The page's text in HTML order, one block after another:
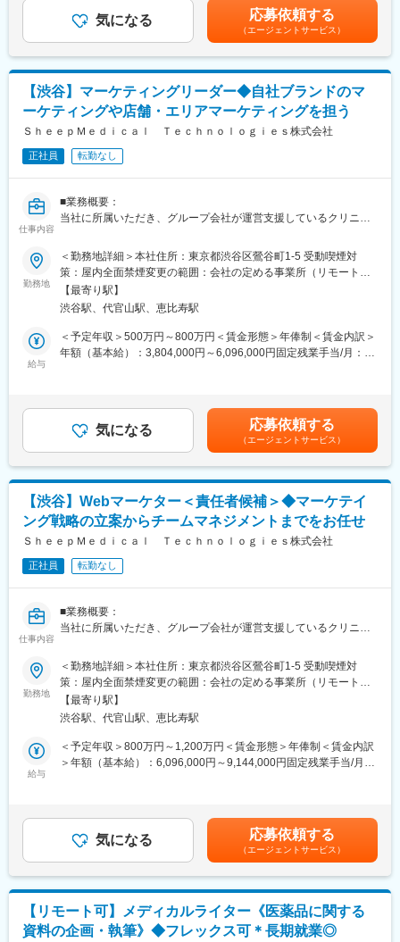
全国フルリモート制を導入しており、場所を縛られず拡大中の自
社サービスに携わりたい方にお勧めです。
四半期に一回程度の対面で会うキックオフの機会もご用意してお
ります。
変更の範囲：会社の定める業務
■業務内容詳細：
◇各WEB媒体の広告運用と関連業務全般
・Googleリスティング広告、SNS広告を中心に運用
・LPOの企画立案からLP制作のディレクション・広告バナー／動
画広告／記事LP／LP／HP／ステップメール etc. の企画・ライテ
ィング・制作ディレクション・制作物ディレクション業務に関わ
る社内、社外関係者との折衝
※スキル次第では、更に上流のペルソナ設計や適切な訴求プランの
構築などもお任せしたいと思っています。
■組織構成
意とする分野で活躍いただいております。
30代～40代のメンバーがほとんどで、若手にも活躍のチャンスが
あります。
遠方のメンバーもいるため、フルリモートが基本となります。そ
■業務の魅力
そのため、「来院率」や「契約率」、売上といった事業の根幹デ
ータまで把握したマーケティングが可能です。
そのデータを武器に、事業収益に直結する本質的な分析・施策を
立案し、自分の運用でクリニックのリードが増え、契約数が伸
び、売上が上がっていくという手触り感を感じられる業務です。
変更の範囲：会社の定める業務
あくまでも目安の金額であり、選考を通じて上下する可能性があ
ります。月給(月額)は固定手当を含めた表記です。
気になる 応募依頼する
（エージェントサービス）
【渋谷】マーケティングリーダー◆自社ブランドのマ
ーケティングや店舗・エリアマーケティングを担う
ＳｈｅｅｐＭｅｄｉｃａｌ Ｔｅｃｈｎｏｌｏｇｉｅｓ株式会社
正社員 転勤なし
仕事内容
■業務概要：
当社に所属いただき、グループ会社が運営支援しているクリニッ
■業務内容詳細：
◇2名～のチームマネジメント
◇予実管理
◇予算計画策定
◇マーケティング戦略・戦術立案／実行
◇プロジェクトマネジメント
グのご経験も積むことが可能です。
矯正器具の製造・販売を行っています。
キレイライン矯正は、美容クリニックや大手脱毛クリニックの立
ち上げを行った医師でもある当社CEOと、業界で名前の知られる
マーケティング会社の代表がタッグを組み「矯正を通じて笑顔に
なる人を増やしたい」という志によって生まれたブランドです。
『高額でハードルが高い』という従来のイメージを変え、多くの
方の歯の悩みを解決したいとブランドを育ててきた結果、既に10
万人以上の患者様が笑顔になるお手伝いをしてきました。
2022年6月にマーケティングに特化した子会社である
SheepMedical Technologies株式会社を設立、また同年9月にはク
設立し、キレイライン矯正だけにとどまらず幅広い歯科の領域で
患者様を笑顔にするサービスを展開しております。
変更の範囲：会社の定める業務
勤務地
＜勤務地詳細＞本社住所：東京都渋谷区鶯谷町1-5 受動喫煙対
策：屋内全面禁煙変更の範囲：会社の定める事業所（リモートワ
ーク含む）
【最寄り駅】
渋谷駅、代官山駅、恵比寿駅
給与
＜予定年収＞500万円～800万円＜賃金形態＞年俸制＜賃金内訳＞
年額（基本給）：3,804,000円～6,096,000円固定残業手当/月：
金はあくまでも目安の金額であり、選考を通じて上下する可能性
があります。月給(月額)は固定手当を含めた表記です。
気になる 応募依頼する
（エージェントサービス）
【渋谷】Webマーケター＜責任者候補＞◆マーケテイ
ング戦略の立案からチームマネジメントまでをお任せ
ＳｈｅｅｐＭｅｄｉｃａｌ Ｔｅｃｈｎｏｌｏｇｉｅｓ株式会社
正社員 転勤なし
仕事内容
■業務概要：
当社に所属いただき、グループ会社が運営支援しているクリニッ
■業務内容詳細：
◇マーケティング戦略の立案
※分析した数値・市場のトレンドを元に、担当する事業の売上を最
大化するためのマーケティング戦略の立案・遂行
◇事業計画の立案から実行まで
※立案した戦略を軸に事業計画の立案から実行までをお任せしま
メントをお任せします。
矯正器具の製造・販売を行っています。
キレイライン矯正は、美容クリニックや大手脱毛クリニックの立
ち上げを行った医師でもある当社CEOと、業界で名前の知られる
勤務地
＜勤務地詳細＞本社住所：東京都渋谷区鶯谷町1-5 受動喫煙対
策：屋内全面禁煙変更の範囲：会社の定める事業所（リモートワ
ーク含む）
【最寄り駅】
渋谷駅、代官山駅、恵比寿駅
給与
＜予定年収＞800万円～1,200万円＜賃金形態＞年俸制＜賃金内訳
＞年額（基本給）：6,096,000円～9,144,000円固定残業手当/月：
金はあくまでも目安の金額であり、選考を通じて上下する可能性
があります。月給(月額)は固定手当を含めた表記です。
気になる 応募依頼する
（エージェントサービス）
【リモート可】メディカルライター《医薬品に関する
資料の企画・執筆》◆フレックス可＊長期就業◎